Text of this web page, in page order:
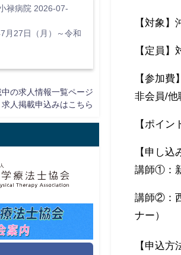
【対象
【定員
【参加
非会員/他
【ポイ
【申し込
講師①：
講師②：
ナー）
【申込方
禄病院 2026-07-
月27日（月）～令和
中の求人情報一覧ページ
求人掲載申込みはこちら